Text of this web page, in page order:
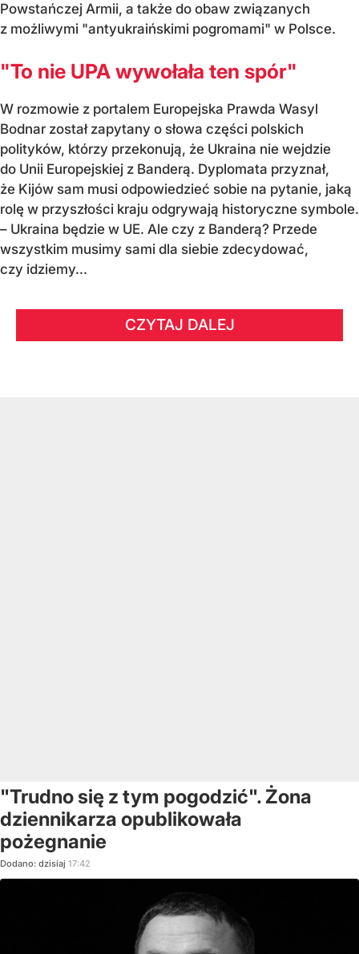
Powstańczej Armii, a także do obaw związanych
z możliwymi "antyukraińskimi pogromami" w Polsce.
"To nie UPA wywołała ten spór"
W rozmowie z portalem Europejska Prawda Wasyl
Bodnar został zapytany o słowa części polskich
polityków, którzy przekonują, że Ukraina nie wejdzie
do Unii Europejskiej z Banderą. Dyplomata przyznał,
że Kijów sam musi odpowiedzieć sobie na pytanie, jaką
rolę w przyszłości kraju odgrywają historyczne symbole.
– Ukraina będzie w UE. Ale czy z Banderą? Przede
wszystkim musimy sami dla siebie zdecydować,
czy idziemy...
CZYTAJ DALEJ
"Trudno się z tym pogodzić". Żona
dziennikarza opublikowała
pożegnanie
Dodano: dzisiaj 17:42